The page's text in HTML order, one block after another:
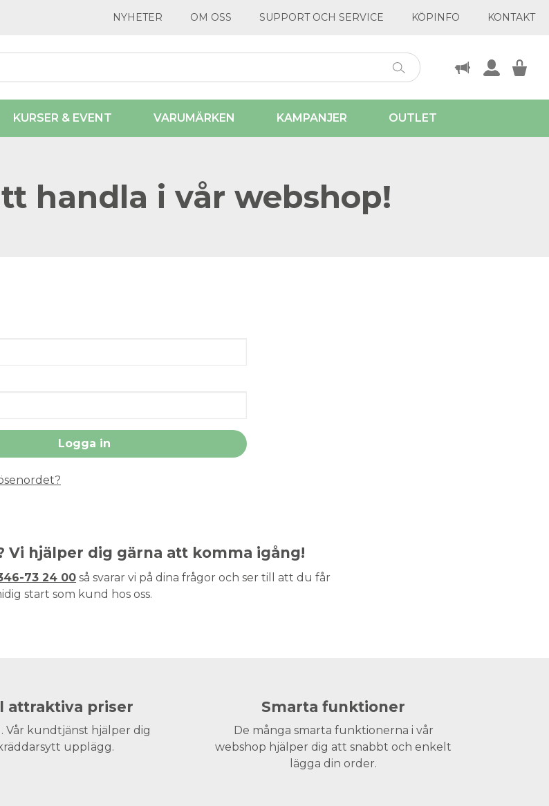
NYHETER OM OSS SUPPORT OCH SERVICE KÖPINFO KONTAKT
KURSER & EVENT VARUMÄRKEN KAMPANJER OUTLET
handla i vår webshop!
Vi hjälper dig gärna att komma igång!
73 24 00 så svarar vi på dina frågor och ser till att du får
start som kund hos oss.
attraktiva priser
Vår kundtjänst hjälper dig
upplägg.
Smarta funktioner
De många smarta funktionerna i vår
webshop hjälper dig att snabbt och enkelt
lägga din order.